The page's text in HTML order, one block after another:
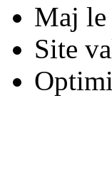
Maj le
Site